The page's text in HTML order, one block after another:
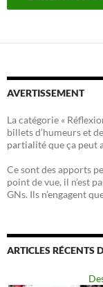
AVERTISSEMENT
La catégorie «
billets d’humeurs et
partialité que ça peut
Ce sont des apports
point de vue, il n’est
GNs. Ils n’engagent
ARTICLES RÉCENTS